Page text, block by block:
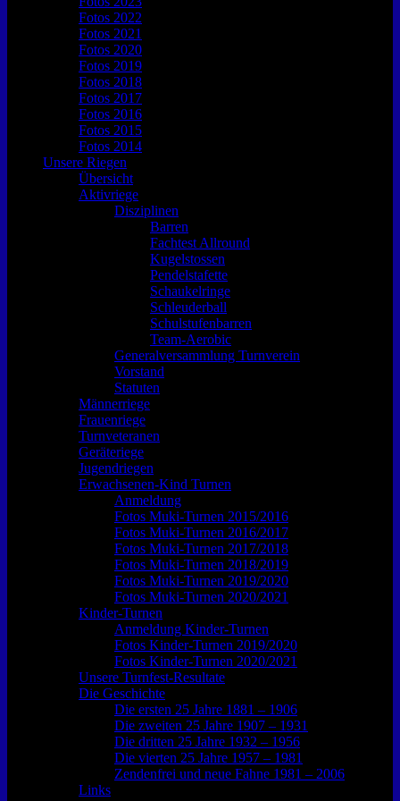
Fotos 2022
Fotos 2021
Fotos 2020
Fotos 2019
Fotos 2018
Fotos 2017
Fotos 2016
Fotos 2015
Fotos 2014
Unsere Riegen
Übersicht
Aktivriege
Disziplinen
Barren
Fachtest Allround
Kugelstossen
Pendelstafette
Schaukelringe
Schleuderball
Schulstufenbarren
Team-Aerobic
Generalversammlung Turnverein
Vorstand
Statuten
Männerriege
Frauenriege
Turnveteranen
Geräteriege
Jugendriegen
Erwachsenen-Kind Turnen
Anmeldung
Fotos Muki-Turnen 2015/2016
Fotos Muki-Turnen 2016/2017
Fotos Muki-Turnen 2017/2018
Fotos Muki-Turnen 2018/2019
Fotos Muki-Turnen 2019/2020
Fotos Muki-Turnen 2020/2021
Kinder-Turnen
Anmeldung Kinder-Turnen
Fotos Kinder-Turnen 2019/2020
Fotos Kinder-Turnen 2020/2021
Unsere Turnfest-Resultate
Die Geschichte
Die ersten 25 Jahre 1881 – 1906
Die zweiten 25 Jahre 1907 – 1931
Die dritten 25 Jahre 1932 – 1956
Die vierten 25 Jahre 1957 – 1981
Zendenfrei und neue Fahne 1981 – 2006
Links